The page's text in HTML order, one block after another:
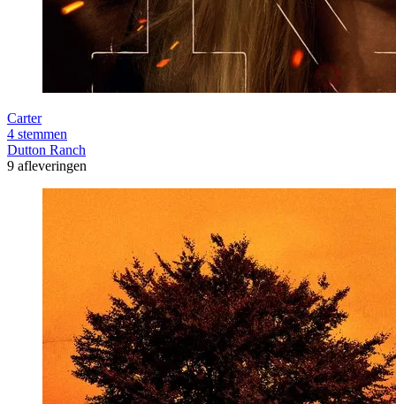
Carter
4 stemmen
Dutton Ranch
9 afleveringen